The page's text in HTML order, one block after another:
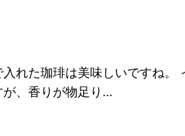
れた珈琲は美味しいですね。
が、香りが物足り…